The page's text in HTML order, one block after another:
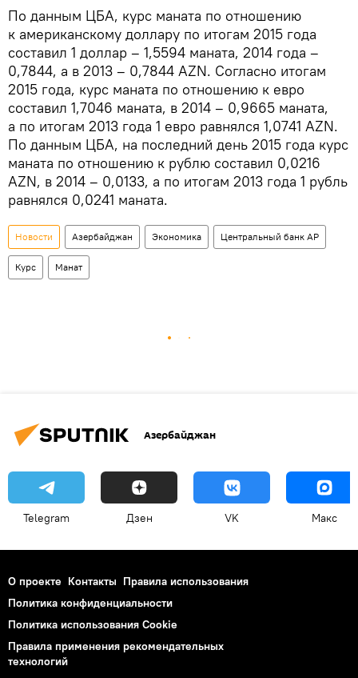
По данным ЦБА, курс маната по отношению
к американскому доллару по итогам 2015 года
составил 1 доллар – 1,5594 маната, 2014 года –
0,7844, а в 2013 – 0,7844 AZN. Согласно итогам
2015 года, курс маната по отношению к евро
составил 1,7046 маната, в 2014 – 0,9665 маната,
а по итогам 2013 года 1 евро равнялся 1,0741 AZN.
По данным ЦБА, на последний день 2015 года курс
маната по отношению к рублю составил 0,0216
AZN, в 2014 – 0,0133, а по итогам 2013 года 1 рубль
равнялся 0,0241 маната.
Новости Азербайджан Экономика Центральный банк АР
Курс Манат
Азербайджан
Telegram Дзен VK Макс
О проекте Контакты Правила использования
Политика конфиденциальности
Политика использования Cookie
Правила применения рекомендательных
технологий